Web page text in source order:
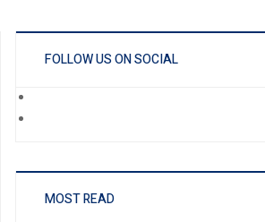
FOLLOW US ON SOCIAL
MOST READ